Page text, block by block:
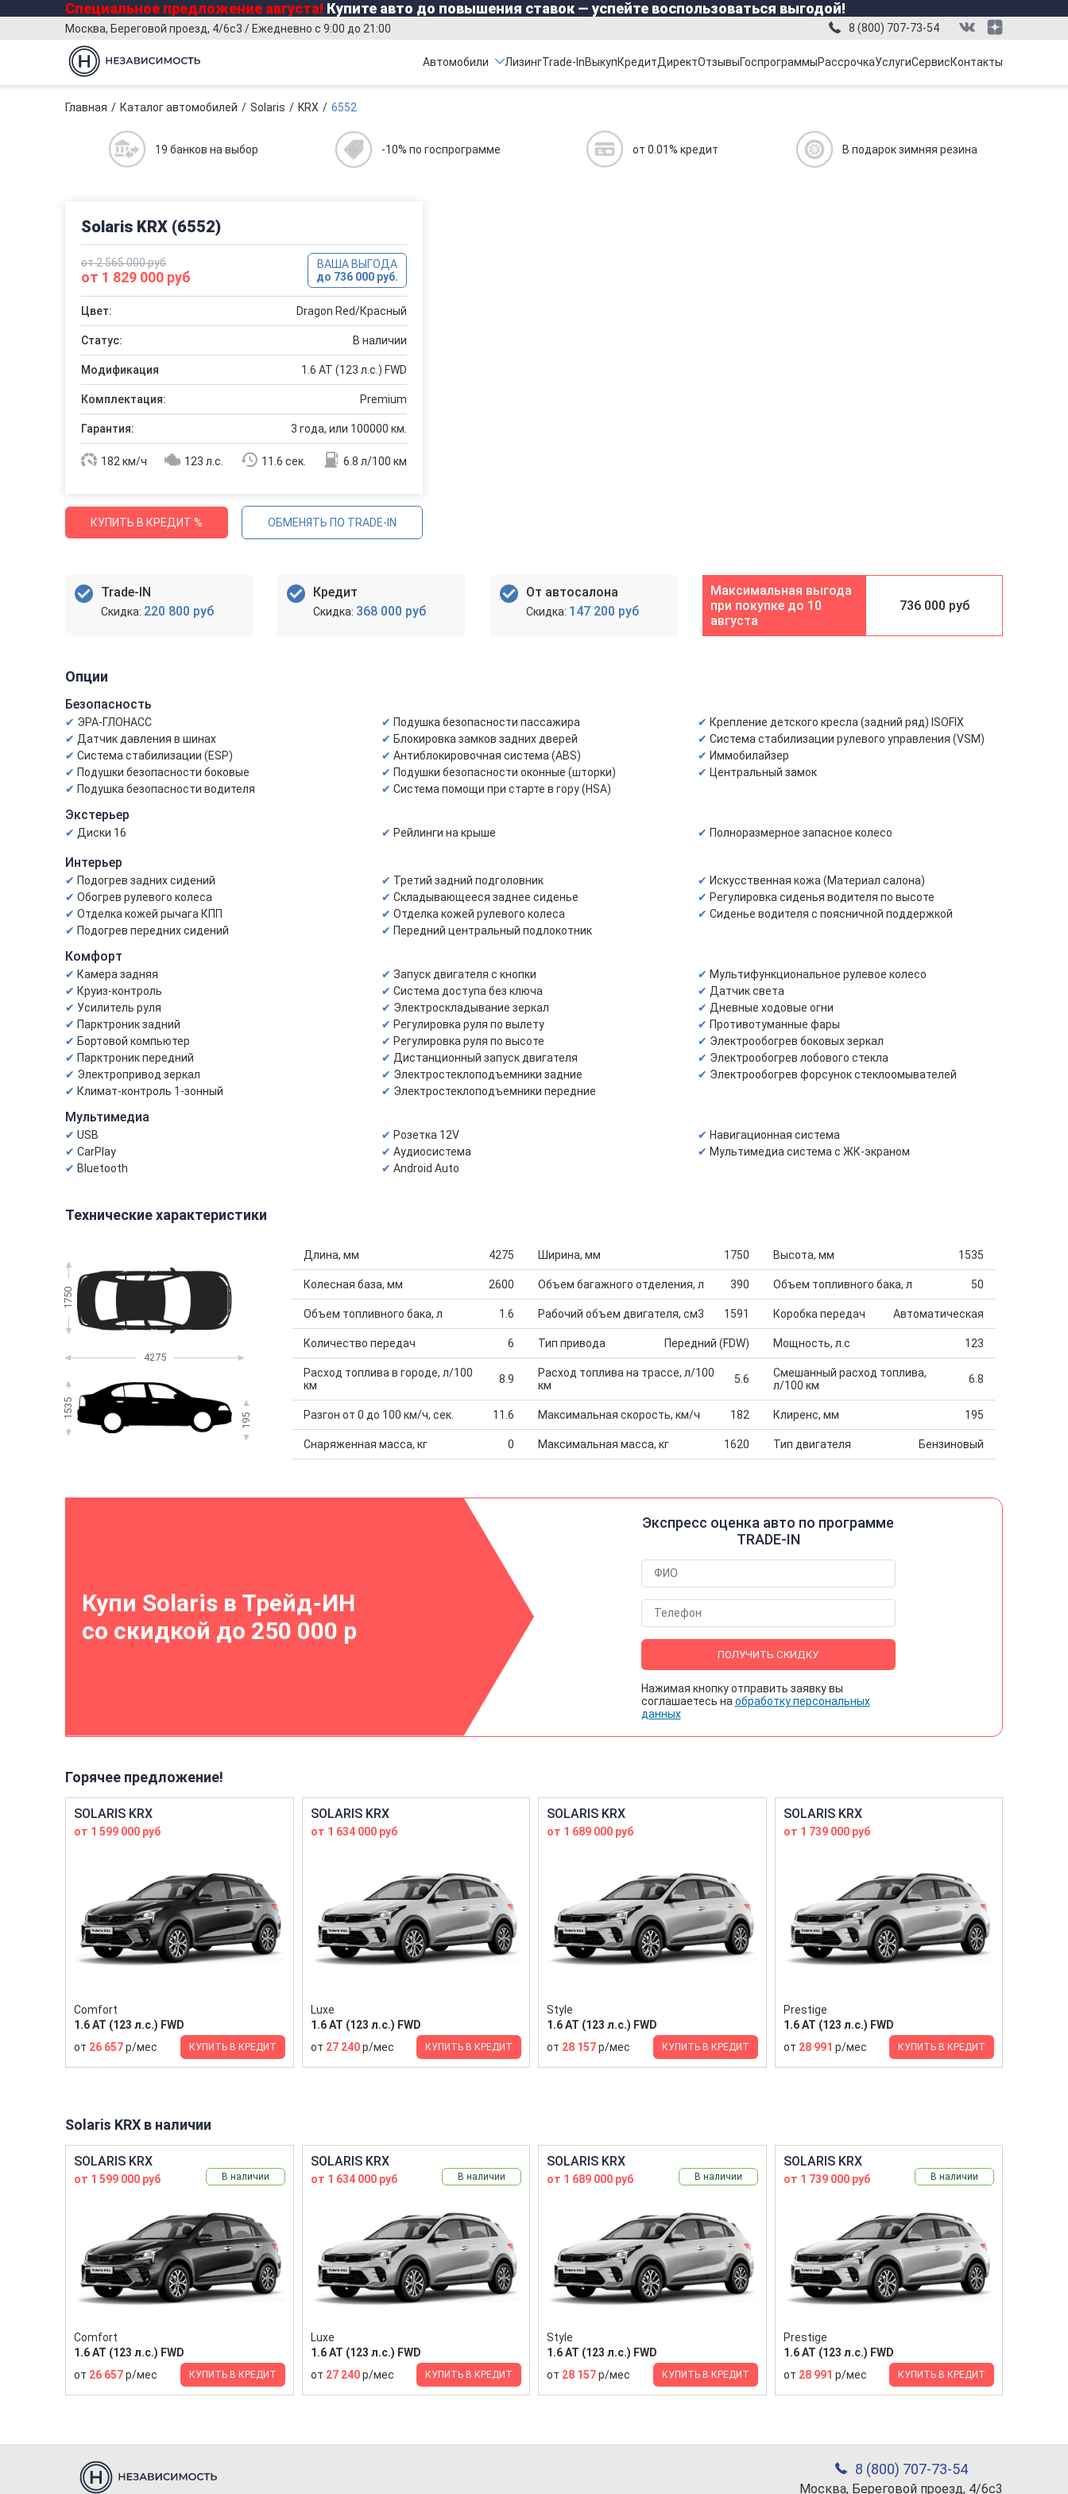
Специальное предложение августа! Купите авто до повышения ставок — успейте воспользоваться выгодой!
Москва, Береговой проезд, 4/6с3 / Ежедневно с 9:00 до 21:00 8 (800) 707-73-54
Автомобили ЛизингTrade-InВыкупКредитДиректОтзывыГоспрограммыРассрочкаУслугиСервисКонтакты
Главная Каталог автомобилей Solaris KRX 6552
19 банков на выбор -10% по госпрограмме от 0.01% кредит В подарок зимняя резина
Solaris KRX (6552)
от 2 565 000 руб
от 1 829 000 руб
ВАША ВЫГОДА
до 736 000 руб.
Цвет: Dragon Red/Красный
Статус: В наличии
Модификация 1.6 AT (123 л.с.) FWD
Комплектация: Premium
Гарантия: 3 года, или 100000 км.
182 км/ч 123 л.с. 11.6 сек. 6.8 л/100 км
КУПИТЬ В КРЕДИТ % ОБМЕНЯТЬ ПО TRADE-IN
Trade-IN
220 800 руб
Кредит
368 000 руб
От автосалона
147 200 руб
10
августа
736 000 руб
Опции
Безопасность
ЭРА-ГЛОНАСС
Датчик давления в шинах
Система стабилизации (ESP)
Подушки безопасности боковые
Подушка безопасности водителя
Подушка безопасности пассажира
Блокировка замков задних дверей
Антиблокировочная система (ABS)
Подушки безопасности оконные (шторки)
Система помощи при старте в гору (HSA)
Крепление детского кресла (задний ряд) ISOFIX
Система стабилизации рулевого управления (VSM)
Иммобилайзер
Центральный замок
Экстерьер
Диски 16 Рейлинги на крыше Полноразмерное запасное колесо
Интерьер
Подогрев задних сидений
Обогрев рулевого колеса
Отделка кожей рычага КПП
Подогрев передних сидений
Третий задний подголовник
Складывающееся заднее сиденье
Отделка кожей рулевого колеса
Передний центральный подлокотник
Искусственная кожа (Материал салона)
Регулировка сиденья водителя по высоте
Сиденье водителя с поясничной поддержкой
Комфорт
Камера задняя
Круиз-контроль
Усилитель руля
Парктроник задний
Бортовой компьютер
Парктроник передний
Электропривод зеркал
Климат-контроль 1-зонный
Запуск двигателя с кнопки
Система доступа без ключа
Электроскладывание зеркал
Регулировка руля по вылету
Регулировка руля по высоте
Дистанционный запуск двигателя
Электростеклоподъемники задние
Электростеклоподъемники передние
Мультифункциональное рулевое колесо
Датчик света
Дневные ходовые огни
Противотуманные фары
Электрообогрев боковых зеркал
Электрообогрев лобового стекла
Электрообогрев форсунок стеклоомывателей
Мультимедиа
USB
CarPlay
Bluetooth
Розетка 12V
Аудиосистема
Android Auto
Навигационная система
Мультимедиа система с ЖК-экраном
Технические характеристики
1750
4275
1535
195
Длина, мм 4275 Ширина, мм 1750 Высота, мм 1535
Колесная база, мм 2600 Объем багажного отделения, л 390 Объем топливного бака, л 50
Объем топливного бака, л 1.6 Рабочий объем двигателя, см3 1591 Коробка передач Автоматическая
Количество передач 6 Тип привода Передний (FDW) Мощность, л.с 123
Расход топлива в городе, л/100
км
8.9
Расход топлива на трассе, л/100
км
5.6
Смешанный расход топлива,
л/100 км
6.8
Разгон от 0 до 100 км/ч, сек. 11.6 Максимальная скорость, км/ч 182 Клиренс, мм 195
Снаряженная масса, кг 0 Максимальная масса, кг 1620 Тип двигателя Бензиновый
Купи Solaris в Трейд-ИН
со скидкой до 250 000 р
Экспресс оценка авто по программе
TRADE-IN
ПОЛУЧИТЬ СКИДКУ
Нажимая кнопку отправить заявку вы
соглашаетесь на обработку персональных
данных
Горячее предложение!
SOLARIS KRX
от 1 599 000 руб
Comfort
1.6 AT (123 л.с.) FWD
от 26 657р/мес КУПИТЬ В КРЕДИТ
SOLARIS KRX
от 1 634 000 руб
Luxe
1.6 AT (123 л.с.) FWD
от 27 240р/мес КУПИТЬ В КРЕДИТ
SOLARIS KRX
от 1 689 000 руб
Style
1.6 AT (123 л.с.) FWD
от 28 157р/мес КУПИТЬ В КРЕДИТ
SOLARIS KRX
от 1 739 000 руб
Prestige
1.6 AT (123 л.с.) FWD
от 28 991 р/мес КУПИТЬ В КРЕДИТ
Solaris KRX в наличии
SOLARIS KRX
от 1 599 000 руб В наличии
Comfort
1.6 AT (123 л.с.) FWD
от 26 657р/мес КУПИТЬ В КРЕДИТ
SOLARIS KRX
от 1 634 000 руб В наличии
Luxe
1.6 AT (123 л.с.) FWD
от 27 240р/мес КУПИТЬ В КРЕДИТ
SOLARIS KRX
от 1 689 000 руб В наличии
Style
1.6 AT (123 л.с.) FWD
от 28 157р/мес КУПИТЬ В КРЕДИТ
SOLARIS KRX
от 1 739 000 руб В наличии
Prestige
1.6 AT (123 л.с.) FWD
от 28 991 р/мес КУПИТЬ В КРЕДИТ
8 (800) 707-73-54
Москва, Береговой проезд, 4/6с3